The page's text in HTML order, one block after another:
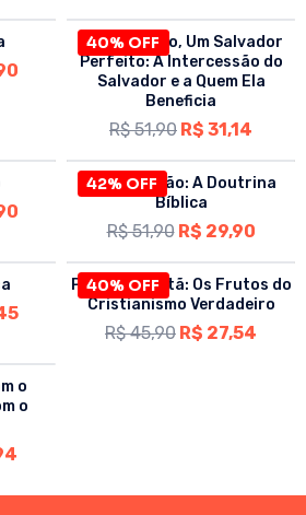
40% OFF
Jesus Cristo, Um Salvador
Perfeito: A Intercessão do
Salvador e a Quem Ela
Beneficia
R$51,90 R$ 31,14
42% OFF
Justificação: A Doutrina
Bíblica
R$51,90 R$ 29,90
40% OFF
Piedade Cristã: Os Frutos do
Cristianismo Verdadeiro
R$45,90 R$ 27,54
o
o